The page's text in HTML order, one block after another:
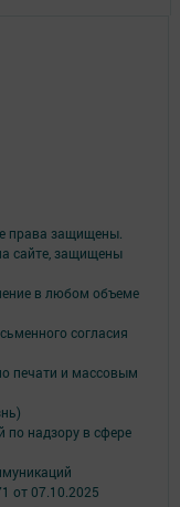
права защищены.
сайте, защищены
в любом объеме
согласия
печати и массовым
по надзору в сфере
от 07.10.2025